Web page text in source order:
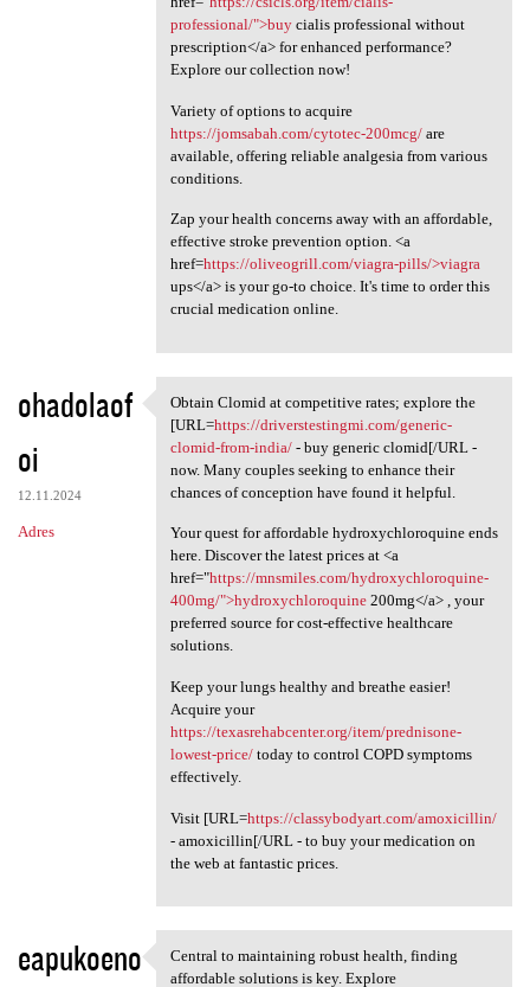
professional/">buycialis professional without
prescription</a> for enhanced performance?
Explore our collection now!
Variety of options to acquire
https://jomsabah.com/cytotec-200mcg/are
available, offering reliable analgesia from various
conditions.
Zap your health concerns away with an affordable,
effective stroke prevention option. <a
href=https://oliveogrill.com/viagra-pills/>viagra
ups</a> is your go-to choice. It's time to order this
crucial medication online.
ohadolaof
oi
12.11.2024
Adres
Obtain Clomid at competitive
Obtain Clomid at competitive rates; explore the
[URL=https://driverstestingmi.com/generic-
clomid-from-india/- buy generic clomid[/URL -
now. Many couples seeking to enhance their
chances of conception have found it helpful.
Your quest for affordable hydroxychloroquine ends
here. Discover the latest prices at <a
href="https://mnsmiles.com/hydroxychloroquine-
400mg/">hydroxychloroquine200mg</a> , your
preferred source for cost-effective healthcare
solutions.
Keep your lungs healthy and breathe easier!
Acquire your
https://texasrehabcenter.org/item/prednisone-
lowest-price/today to control COPD symptoms
effectively.
Visit [URL=https://classybodyart.com/amoxicillin/
- amoxicillin[/URL - to buy your medication on
the web at fantastic prices.
eapukoeno Central to maintaining robust
Central to maintaining robust health, finding
affordable solutions is key. Explore